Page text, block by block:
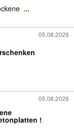
...
05.08.2026
zu verschenken
05.08.2026
!